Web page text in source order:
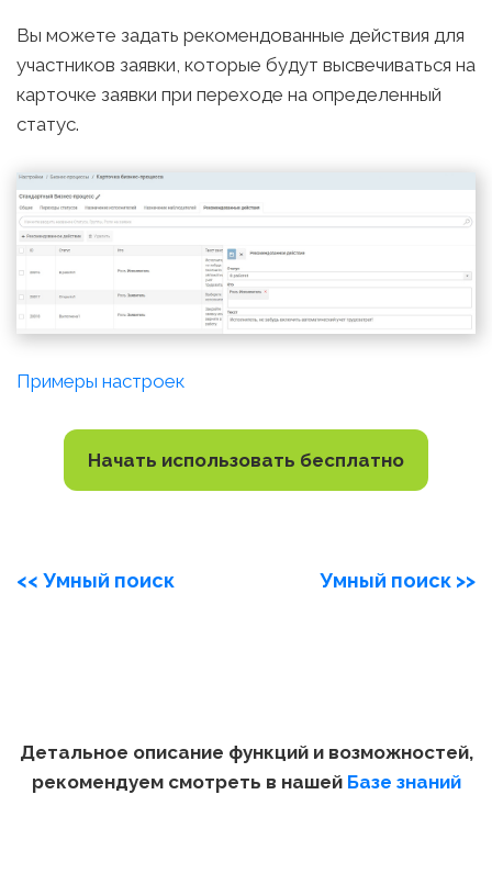
Вы можете задать рекомендованные действия для
участников заявки, которые будут высвечиваться на
карточке заявки при переходе на определенный
статус.
Примеры настроек
Начать использовать бесплатно
<< Умный поиск Умный поиск >>
Детальное описание функций и возможностей,
рекомендуем смотреть в нашей Базе знаний